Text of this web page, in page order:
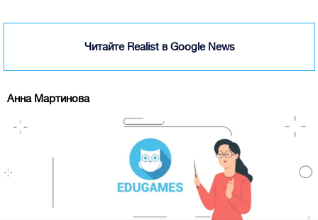
Читайте Realist в Google News
Анна Мартинова